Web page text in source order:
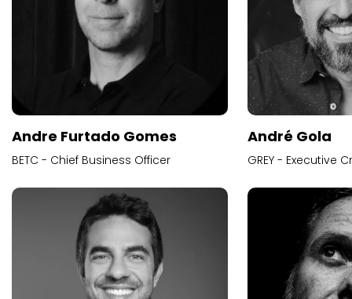
Andre Furtado Gomes
BETC - Chief Business Officer
André Gola
GREY - Executive